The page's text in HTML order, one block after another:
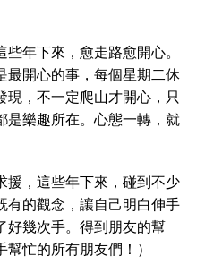
年下來，愈走路愈開心。
最開心的事，每個星期二休
，不一定爬山才開心，只
是樂趣所在。心態一轉，就
援，這些年下來，碰到不少
有的觀念，讓自己明白伸手
好幾次手。得到朋友的幫
忙的所有朋友們！）